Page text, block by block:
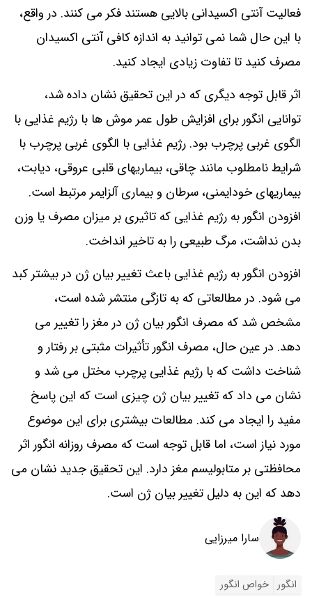
فعالیت آنتی اکسیدانی بالایی هستند فکر می کنند. در واقع،
با این حال شما نمی توانید به اندازه کافی آنتی اکسیدان
مصرف کنید تا تفاوت زیادی ایجاد کنید.
اثر قابل توجه دیگری که در این تحقیق نشان داده شد،
توانایی انگور برای افزایش طول عمر موش ها با رژیم غذایی با
الگوی غربی پرچرب بود. رژیم غذایی با الگوی غربی پرچرب با
شرایط نامطلوب مانند چاقی، بیماریهای قلبی عروقی، دیابت،
بیماریهای خودایمنی، سرطان و بیماری آلزایمر مرتبط است.
افزودن انگور به رژیم غذایی که تاثیری بر میزان مصرف یا وزن
بدن نداشت، مرگ طبیعی را به تاخیر انداخت.
افزودن انگور به رژیم غذایی باعث تغییر بیان ژن در بیشتر کبد
می شود. در مطالعاتی که به تازگی منتشر شده است،
مشخص شد که مصرف انگور بیان ژن در مغز را تغییر می
دهد. در عین حال، مصرف انگور تأثیرات مثبتی بر رفتار و
شناخت داشت که با رژیم غذایی پرچرب مختل می‌ شد و
نشان می‌ داد که تغییر بیان ژن چیزی است که این پاسخ
مفید را ایجاد می‌ کند. مطالعات بیشتری برای این موضوع
مورد نیاز است، اما قابل توجه است که مصرف روزانه انگور اثر
محافظتی بر متابولیسم مغز دارد. این تحقیق جدید نشان می
دهد که این به دلیل تغییر بیان ژن است.
سارا میرزایی
انگور خواص انگور